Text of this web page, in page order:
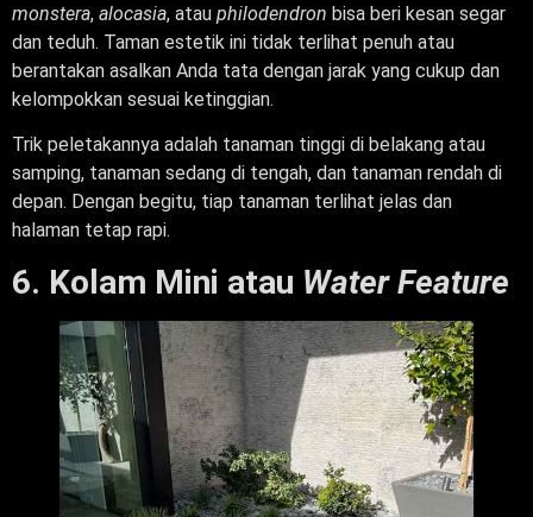
monstera, alocasia, atau philodendron bisa beri kesan segar
dan teduh. Taman estetik ini tidak terlihat penuh atau
berantakan asalkan Anda tata dengan jarak yang cukup dan
kelompokkan sesuai ketinggian.
Trik peletakannya adalah tanaman tinggi di belakang atau
samping, tanaman sedang di tengah, dan tanaman rendah di
depan. Dengan begitu, tiap tanaman terlihat jelas dan
halaman tetap rapi.
6. Kolam Mini atau Water Feature